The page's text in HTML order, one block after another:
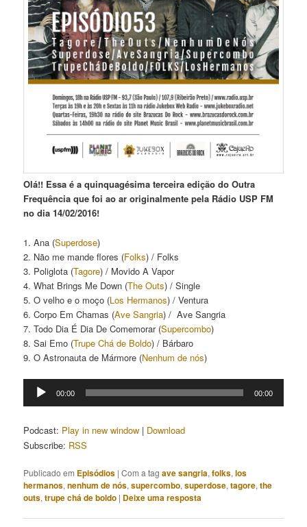
Olá!! Essa é a quinquagésima terceira edição do Outra
Frequência que foi ao ar originalmente pela Rádio USP FM
no dia 14/02/2016!
1. Ana (Superdose)
2. Não me mande flores (Folks) / Folks
3. Poliglota (Tagore) / Movido A Vapor
4. What Brings Me Down (The Outs) / Single
5. O velho e o moço (Los Hermanos) / Ventura
6. Corpo Em Chamas (Ave Sangria) / Ave Sangria
7. Todo Dia É Dia De Comemorar (Supercombo)
8. Sai Emo (Trupe Chá de Boldo) / Bárbaro
9. O Astronauta de Mármore (Nenhum de nós)
Tocador
00:00 00:00
Podcast: Play in new window | Download
Subscribe: RSS
Publicado em Episódios |Com a tagave sangria,folks,los
hermanos,nenhum de nós,supercombo,superdose,tagore,the
outs,trupe chá de boldo | Deixe uma resposta